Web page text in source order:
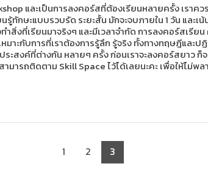
และเป็นการลงคอร์สที่ต้องเรียนหลายครั้ง เราค
กษะแบบรวบรัด ระยะสั้น มักจะจบภายใน 1 วัน และ
ที่เรียนมาจริงๆ และมีเวลาจำกัด การลงคอร์สเรียน
าะกับการที่เราต้องการรู้ลึก รู้จริง ทั้งทางทฤษฎีแล
สงค์ที่ต่างกัน หลายๆ ครั้ง ก่อนเราจะลงคอร์สยาว
มารถติดตาม Skill Space ไว้ได้เลยนะคะ เพื่อให้ไม่พ
1 2 3